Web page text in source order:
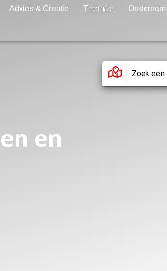
Advies & Creatie Thema's
Zoek
en